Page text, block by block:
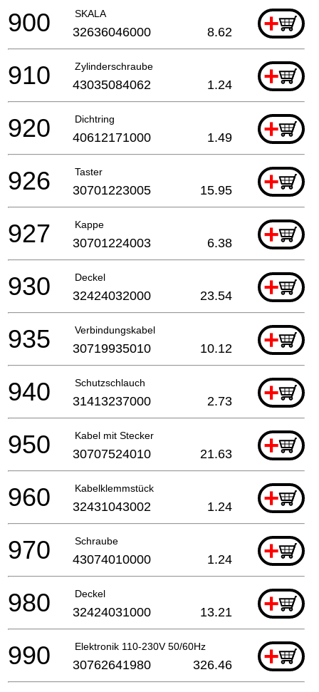
SKALA +
900 32636046000 8.62
Zylinderschraube +
910 43035084062 1.24
Dichtring +
920 40612171000 1.49
Taster +
926 30701223005 15.95
Kappe +
927 30701224003 6.38
Deckel +
930 32424032000 23.54
Verbindungskabel +
935 30719935010 10.12
Schutzschlauch +
940 31413237000 2.73
Kabel mit Stecker +
950 30707524010 21.63
Kabelklemmstück +
960 32431043002 1.24
Schraube +
970 43074010000 1.24
Deckel +
980 32424031000 13.21
Elektronik 110-230V 50/60Hz +
990 30762641980 326.46